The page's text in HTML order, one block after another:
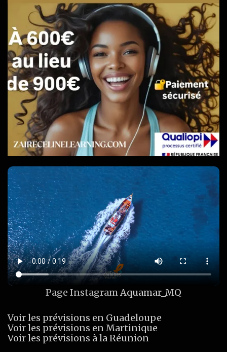
Page InstagramAquamar_MQ
Voir les prévisions en Guadeloupe
Voir les prévisions en Martinique
Voir les prévisions à la Réunion